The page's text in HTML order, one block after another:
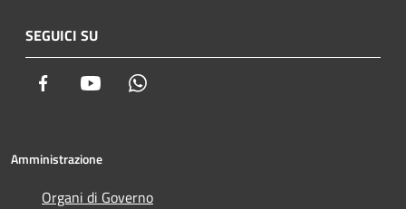
SEGUICI SU
Facebook Youtube
Amministrazione
Organi di Governo